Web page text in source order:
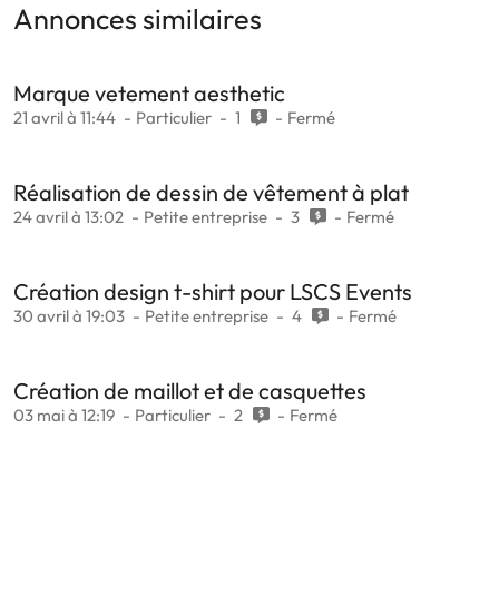
Annonces similaires
Marque vetement aesthetic
21 avril à 11:44 Particulier 1 Fermé
Réalisation de dessin de vêtement à plat
24 avril à 13:02 Petite entreprise 3 Fermé
Création design t-shirt pour LSCS Events
30 avril à 19:03 Petite entreprise 4 Fermé
Création de maillot et de casquettes
03 mai à 12:19 Particulier 2 Fermé